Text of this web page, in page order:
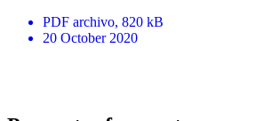
PDF archivo, 820 kB
20 October 2020